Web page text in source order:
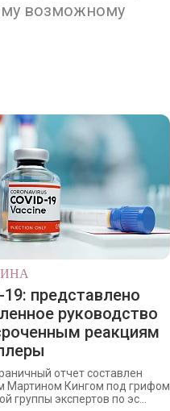
возможному
19: представлено
руководство
реакциям
отчет составлен
Мартином Кингом под грифом
группы экспертов по эс...